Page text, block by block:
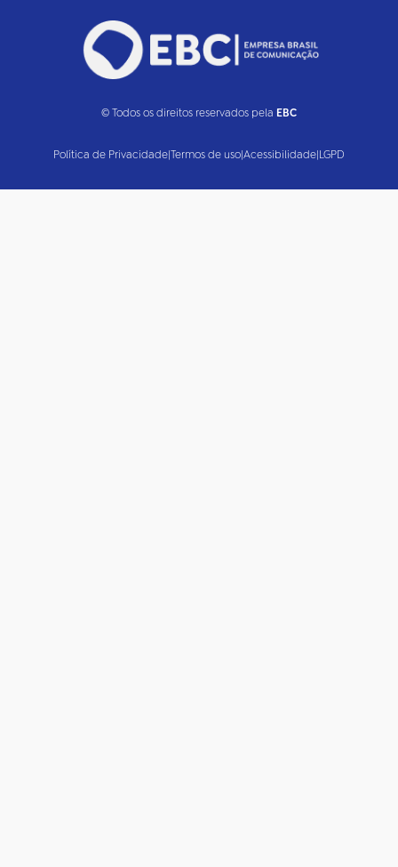
© Todos os direitos reservados pela EBC
Política de Privacidade|Termos de uso|Acessibilidade|LGPD